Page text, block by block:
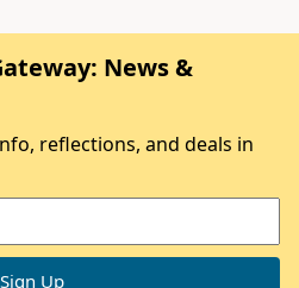
News &
reflections, and deals in